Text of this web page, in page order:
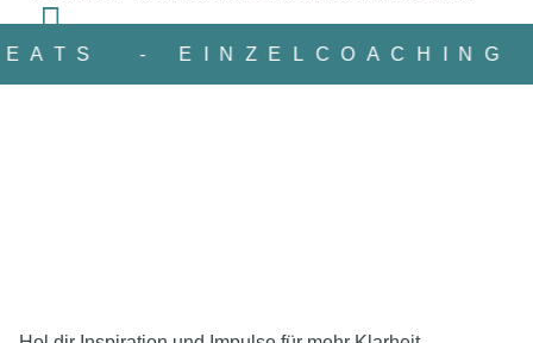
- EINZELCOACHING